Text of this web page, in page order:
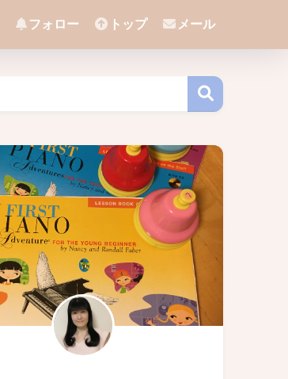
フォロー トップ メール